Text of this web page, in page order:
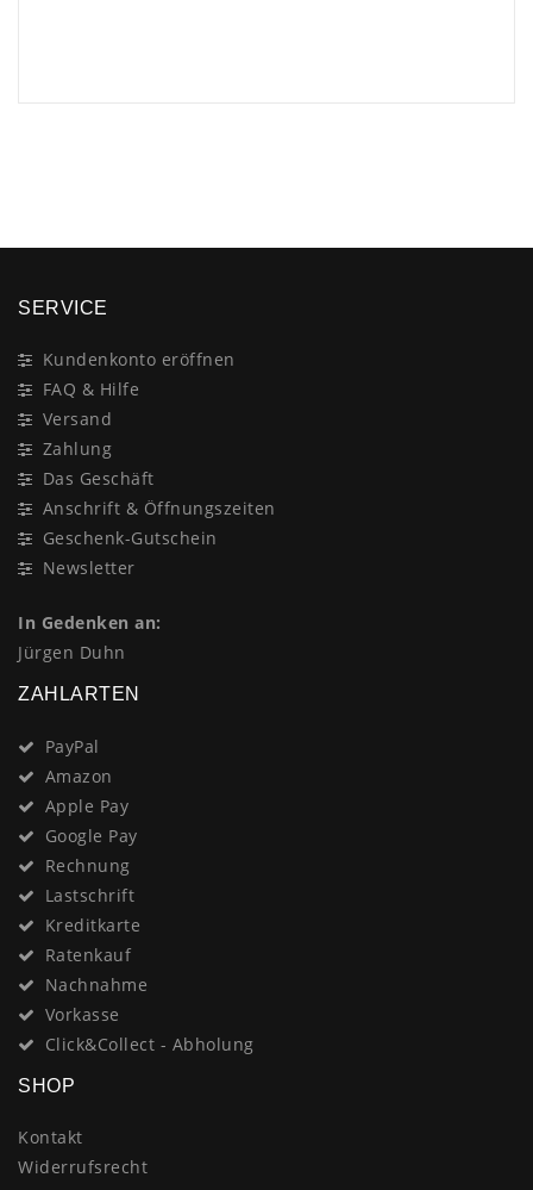
SERVICE
Kundenkonto eröffnen
FAQ & Hilfe
Versand
Zahlung
Das Geschäft
Anschrift & Öffnungszeiten
Geschenk-Gutschein
Newsletter
In Gedenken an:
Jürgen Duhn
ZAHLARTEN
PayPal
Amazon
Apple Pay
Google Pay
Rechnung
Lastschrift
Kreditkarte
Ratenkauf
Nachnahme
Vorkasse
Click&Collect - Abholung
SHOP
Kontakt
Widerrufsrecht